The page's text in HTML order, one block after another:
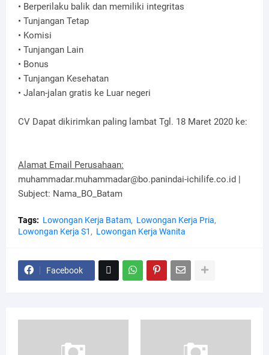
• Berperilaku balik dan memiliki integritas
• Tunjangan Tetap
• Komisi
• Tunjangan Lain
• Bonus
• Tunjangan Kesehatan
• Jalan-jalan gratis ke Luar negeri
CV Dapat dikirimkan paling lambat Tgl. 18 Maret 2020 ke:
Alamat Email Perusahaan:
muhammadar.muhammadar@bo.panindai-ichilife.co.id |
Subject: Nama_BO_Batam
Tags: Lowongan Kerja Batam
Lowongan Kerja Pria
Lowongan Kerja S1
Lowongan Kerja Wanita
Facebook